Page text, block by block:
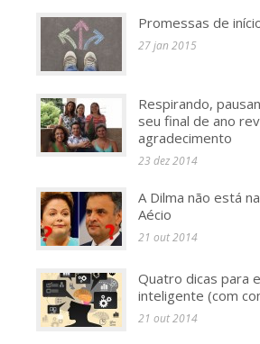
Promessas de
27 jan 2015
Respirando,
seu final de ano
agradecimento
23 dez 2014
A Dilma não está
Aécio
21 out 2014
Quatro dicas para
inteligente (com
21 out 2014